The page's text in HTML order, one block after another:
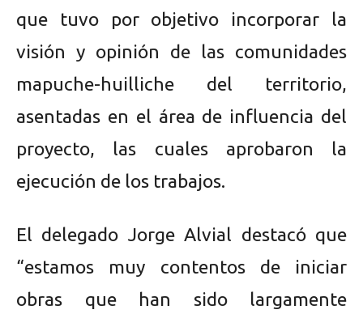
que tuvo por objetivo incorporar la
visión y opinión de las comunidades
mapuche-huilliche del territorio,
asentadas en el área de influencia del
proyecto, las cuales aprobaron la
ejecución de los trabajos.
El delegado Jorge Alvial destacó que
“estamos muy contentos de iniciar
obras que han sido largamente